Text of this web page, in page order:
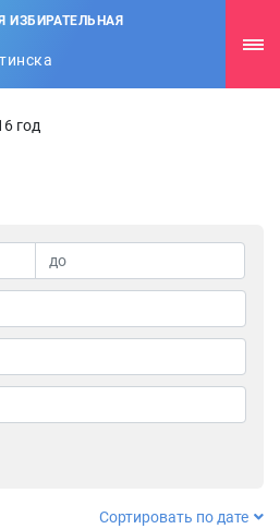
ИЗБИРАТЕЛЬНАЯ
год
Сортировать по дате